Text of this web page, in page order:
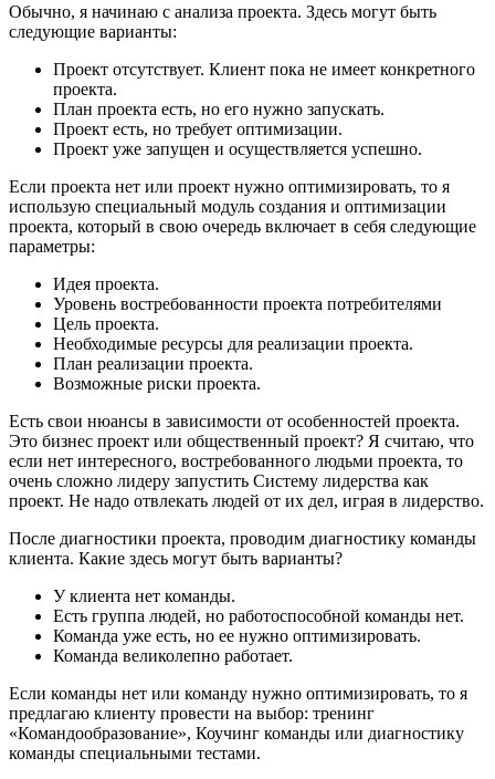
Обычно, я начинаю с анализа проекта. Здесь могут быть
следующие варианты:
Проект отсутствует. Клиент пока не имеет конкретного
проекта.
План проекта есть, но его нужно запускать.
Проект есть, но требует оптимизации.
Проект уже запущен и осуществляется успешно.
Если проекта нет или проект нужно оптимизировать, то я
использую специальный модуль создания и оптимизации
проекта, который в свою очередь включает в себя следующие
параметры:
Идея проекта.
Уровень востребованности проекта потребителями
Цель проекта.
Необходимые ресурсы для реализации проекта.
План реализации проекта.
Возможные риски проекта.
Есть свои нюансы в зависимости от особенностей проекта.
Это бизнес проект или общественный проект? Я считаю, что
если нет интересного, востребованного людьми проекта, то
очень сложно лидеру запустить Систему лидерства как
проект. Не надо отвлекать людей от их дел, играя в лидерство.
После диагностики проекта, проводим диагностику команды
клиента. Какие здесь могут быть варианты?
У клиента нет команды.
Есть группа людей, но работоспособной команды нет.
Команда уже есть, но ее нужно оптимизировать.
Команда великолепно работает.
Если команды нет или команду нужно оптимизировать, то я
предлагаю клиенту провести на выбор: тренинг
«Командообразование», Коучинг команды или диагностику
команды специальными тестами.